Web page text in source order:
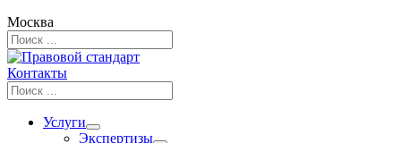
Москва
Контакты
Услуги
Экспертизы